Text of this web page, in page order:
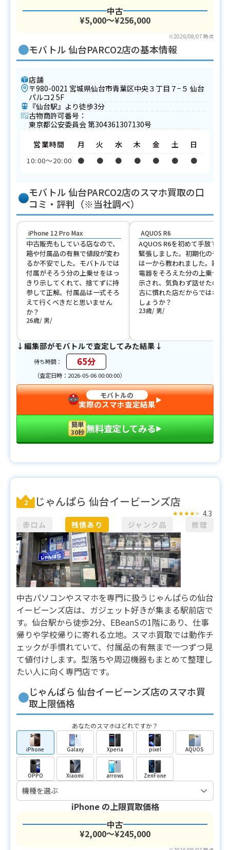
中古
¥5,000〜¥256,000
※2026/08/07 時点
モバトル 仙台PARCO2店の基本情報
店舗
〒980-0021 宮城県仙台市青葉区中央３丁目７−５ 仙台
パルコ2 5F
『仙台駅』より徒歩3分
古物商許可番号：
東京都公安委員会 第304361307130号
営業時間
10:00〜20:00
月
●
火
●
水
●
木
●
金
●
土
●
日
●
モバトル 仙台PARCO2店のスマホ買取の口
コミ・評判（※当社調べ）
iPhone 12 Pro Max
中古販売もしている店なので、
箱や付属品の有無で値段が変わ
るか不安でした。モバトルでは
付属がそろう分の上乗せをはっ
きり示してくれて、捨てずに持
参して正解。付属品は一式そろ
えて行くべきだと思いません
か？
26歳 男
AQUOS R6
AQUOS R6を初めて手放すの
緊張しました。初期化のやり
は一から教われました。箱と
電器をそろえた分の上乗せも
示され、気負わず話せたのは
古に慣れた店だからではない
しょうか？
23歳 男
↓編集部がモバトルで査定してみた結果↓
待ち時間： 65分
（査定日時：2026-05-06 00:00:00）
モバトルの
実際のスマホ査定結果▶︎
簡単
30秒 無料査定してみる▶︎
2 じゃんぱら 仙台イービーンズ店
赤ロム 残債あり ジャンク品 修理
4.3
中古パソコンやスマホを専門に扱うじゃんぱらの仙台
イービーンズ店は、ガジェット好きが集まる駅前店で
す。仙台駅から徒歩2分、EBeanSの1階にあり、仕事
帰りや学校帰りに寄れる立地。スマホ買取では動作チ
ェックが手慣れていて、付属品の有無まで一つずつ見
て値付けします。型落ちや周辺機器もまとめて整理し
たい人に向く専門店です。
じゃんぱら 仙台イービーンズ店のスマホ買
取上限価格
あなたのスマホはどれですか？
iPhone Galaxy Xperia pixel AQUOS
OPPO Xiaomi arrows ZenFone
iPhoneの上限買取価格
中古
¥2,000〜¥245,000